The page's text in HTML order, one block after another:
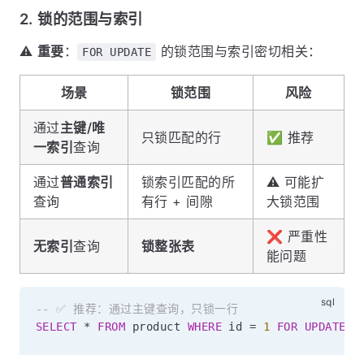
2. 锁的范围与索引
⚠️ 重要 ： FOR UPDATE 的锁范围与索引密切相关：
场景 锁范围 风险
通过主键/唯
一索引查询
只锁匹配的行 ✅ 推荐
通过普通索引
查询
锁索引匹配的所
有行 + 间隙
⚠️ 可能扩
大锁范围
无索引查询 锁整张表
❌ 严重性
能问题
-- ✅ 推荐：通过主键查询，只锁一行
SELECT
* FROM product WHERE id = 1 FOR UPDATE